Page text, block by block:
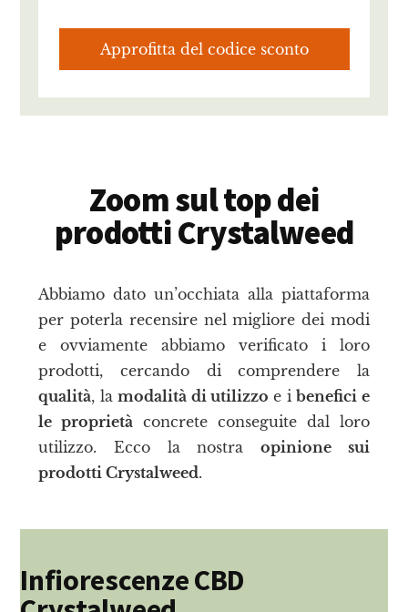
Approfitta del codice sconto
Zoom sul top dei
prodotti Crystalweed
Abbiamo dato un’occhiata alla piattaforma
per poterla recensire nel migliore dei modi
e ovviamente abbiamo verificato i loro
prodotti, cercando di comprendere la
qualità, lamodalità di utilizzo e ibenefici e
le proprietà concrete conseguite dal loro
utilizzo. Ecco la nostra opinione sui
prodotti Crystalweed.
Infiorescenze CBD